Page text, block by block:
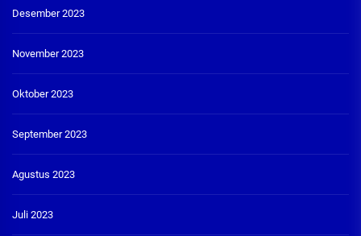
Desember 2023
November 2023
Oktober 2023
September 2023
Agustus 2023
Juli 2023